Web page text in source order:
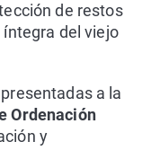
de restos
del viejo
a la
Ordenación
y